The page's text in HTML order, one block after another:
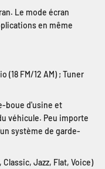
Le mode écran
en même
(18 FM/12 AM) ; Tuner
boue d'usine et
véhicule. Peu importe
système de garde-
Jazz, Flat, Voice)